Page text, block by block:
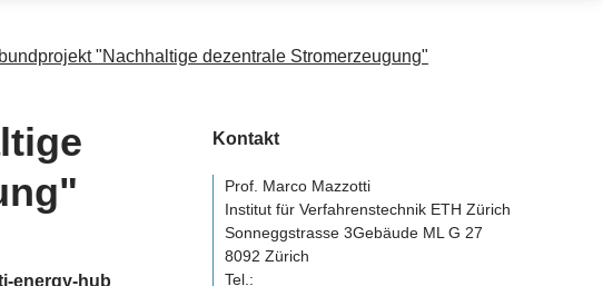
"Nachhaltige dezentrale Stromerzeugung"
energy-hub
Kontakt
Prof. Marco Mazzotti
Institut für Verfahrenstechnik ETH Zürich
Sonneggstrasse 3Gebäude ML G 27
8092 Zürich
Tel.: